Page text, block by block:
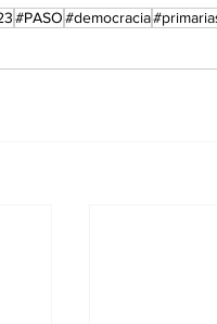
#PASO#democracia